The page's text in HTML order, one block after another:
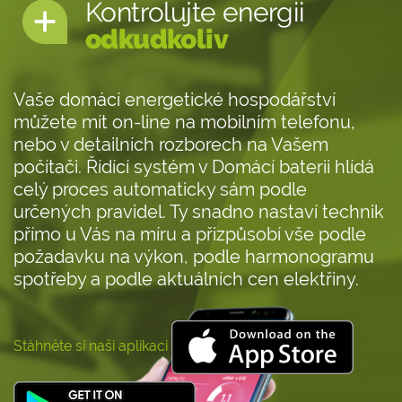
Kontrolujte energii
odkudkoliv
Vaše domácí energetické hospodářství
můžete mít on-line na mobilním telefonu,
nebo v detailních rozborech na Vašem
počítači. Řídící systém v Domácí baterii hlídá
celý proces automaticky sám podle
určených pravidel. Ty snadno nastaví technik
přímo u Vás na míru a přizpůsobí vše podle
požadavku na výkon, podle harmonogramu
spotřeby a podle aktuálních cen elektřiny.
Stáhněte si naši aplikaci